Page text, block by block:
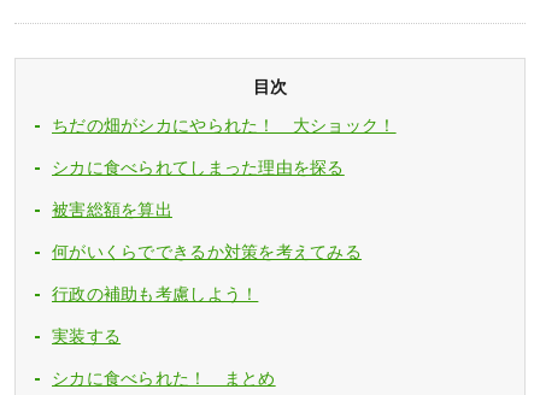
目次
ちだの畑がシカにやられた！ 大ショック！
シカに食べられてしまった理由を探る
被害総額を算出
何がいくらでできるか対策を考えてみる
行政の補助も考慮しよう！
実装する
シカに食べられた！ まとめ